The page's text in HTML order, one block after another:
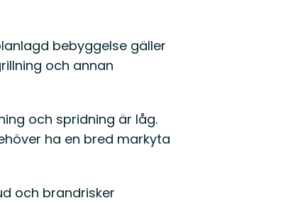
bebyggelse gäller
och annan
och spridning är låg.
ha en bred markyta
och brandrisker